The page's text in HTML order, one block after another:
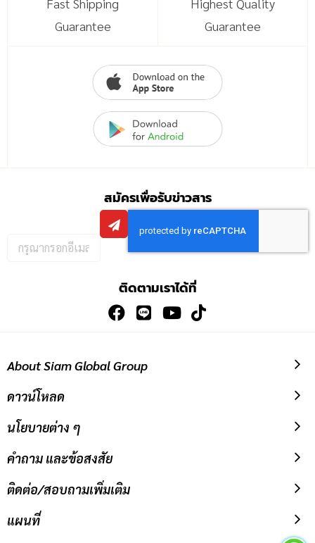
Guarantee
Guarantee
สมัครเพื่อรับข่าวสาร
กรอก
อีเมล
ติดตามเราได้ที่
About Siam Global Group
ดาวน์โหลด
นโยบายต่าง ๆ
คำถาม และข้อสงสัย
ติดต่อ/สอบถามเพิ่มเติม
แผนที่